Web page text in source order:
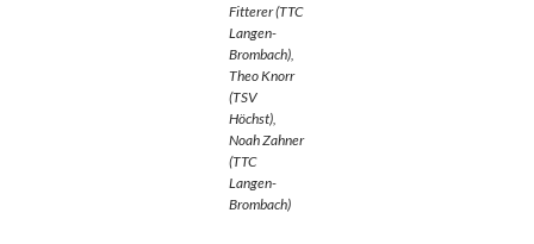
Fitterer (TTC
Langen-
Brombach),
Theo Knorr
(TSV
Höchst),
Noah Zahner
(TTC
Langen-
Brombach)